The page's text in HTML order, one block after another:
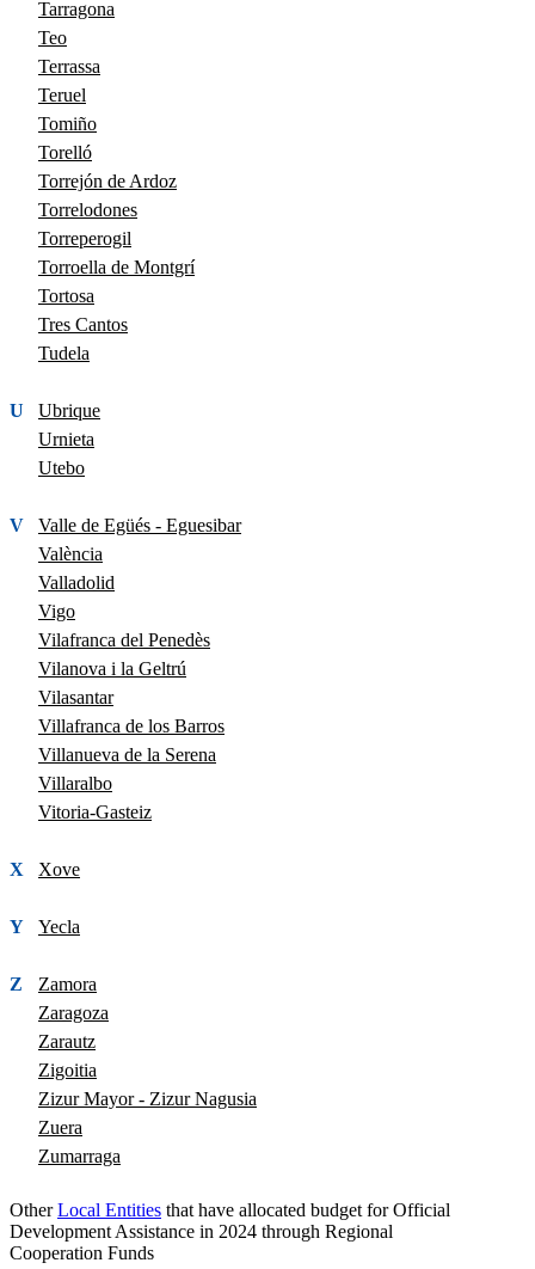
Tarragona
Teo
Terrassa
Teruel
Tomiño
Torelló
Torrejón de Ardoz
Torrelodones
Torreperogil
Torroella de Montgrí
Tortosa
Tres Cantos
Tudela
U
Ubrique
Urnieta
Utebo
V
Valle de Egüés - Eguesibar
València
Valladolid
Vigo
Vilafranca del Penedès
Vilanova i la Geltrú
Vilasantar
Villafranca de los Barros
Villanueva de la Serena
Villaralbo
Vitoria-Gasteiz
X Xove
Y Yecla
Z
Zamora
Zaragoza
Zarautz
Zigoitia
Zizur Mayor - Zizur Nagusia
Zuera
Zumarraga
OtherLocal Entities that have allocated budget for Official
Development Assistance in 2024 through Regional
Cooperation Funds